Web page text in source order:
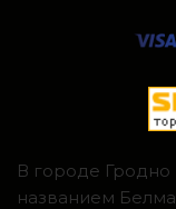
В городе Гродно
названием